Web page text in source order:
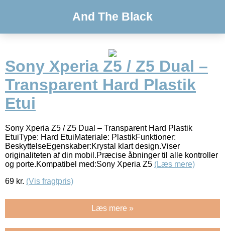
And The Black
Sony Xperia Z5 / Z5 Dual –
Transparent Hard Plastik
Etui
Sony Xperia Z5 / Z5 Dual – Transparent Hard Plastik
EtuiType: Hard EtuiMateriale: PlastikFunktioner:
BeskyttelseEgenskaber:Krystal klart design.Viser
originaliteten af din mobil.Præcise åbninger til alle kontroller
og porte.Kompatibel med:Sony Xperia Z5 (Læs mere)
69 kr. (Vis fragtpris)
Læs mere »